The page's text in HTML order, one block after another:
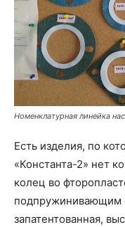
Номенклатурная линейка
Есть изделия, по
«Константа-2» нет
колец во
подпружинивающим
запатентованная,